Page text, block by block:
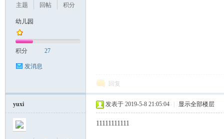
主题
回帖
积分
幼儿园
积分 27
发消息
回复
yuxi 发表于 2019-5-8 21:05:04 显示全部楼层
11111111111